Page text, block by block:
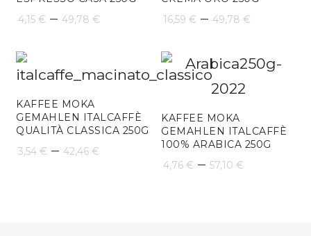
4,15 € – 49,78 €
Preisspanne:
bis
16,59 € – 49,78 €
bis
KAFFEE MOKA
GEMAHLEN ITALCAFFÈ
QUALITÀ CLASSICA 250G
3,54 € – 42,46 €
Preisspanne:
KAFFEE MOKA
GEMAHLEN ITALCAFFÈ
100% ARABICA 250G
4,76 € – 57,10 €